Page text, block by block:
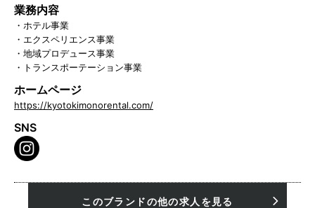
業務内容
・ホテル事業
・エクスペリエンス事業
・地域プロデュース事業
・トランスポーテーション事業
ホームページ
https://kyotokimonorental.com/
SNS
このブランドの他の求人を見る